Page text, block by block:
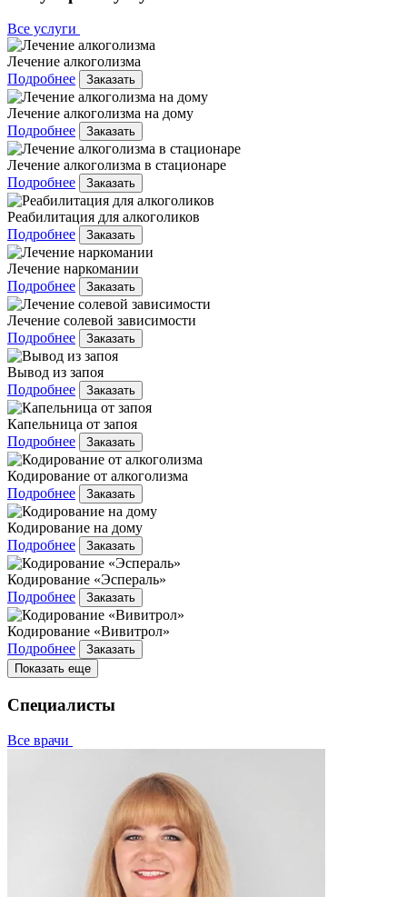
Все услуги
Лечение алкоголизма
Подробнее
Заказать
Лечение алкоголизма на дому
Подробнее
Заказать
Лечение алкоголизма в стационаре
Подробнее
Заказать
Реабилитация для алкоголиков
Подробнее
Заказать
Лечение наркомании
Подробнее
Заказать
Лечение солевой зависимости
Подробнее
Заказать
Вывод из запоя
Подробнее
Заказать
Капельница от запоя
Подробнее
Заказать
Кодирование от алкоголизма
Подробнее
Заказать
Кодирование на дому
Подробнее
Заказать
Кодирование «Эспераль»
Подробнее
Заказать
Кодирование «Вивитрол»
Подробнее
Заказать
Показать еще
Специалисты
Все врачи